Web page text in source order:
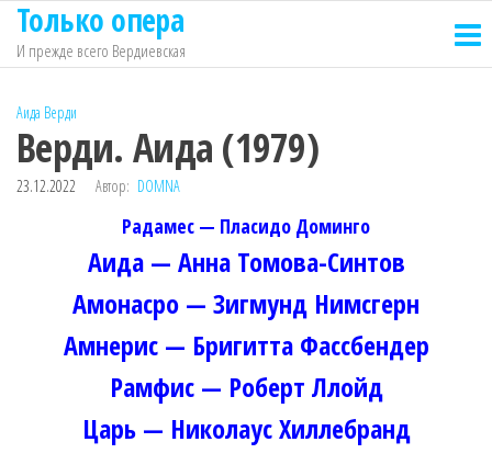
Перейти
содержимому
Только опера
И прежде всего Вердиевская
Аида Верди
Верди. Аида (1979)
23.12.2022 Автор: DOMNA
Радамес — Пласидо Доминго
Аида — Анна Томова-Синтов
Амонасро — Зигмунд Нимсгерн
Амнерис — Бригитта Фассбендер
Рамфис — Роберт Ллойд
Царь — Николаус Хиллебранд